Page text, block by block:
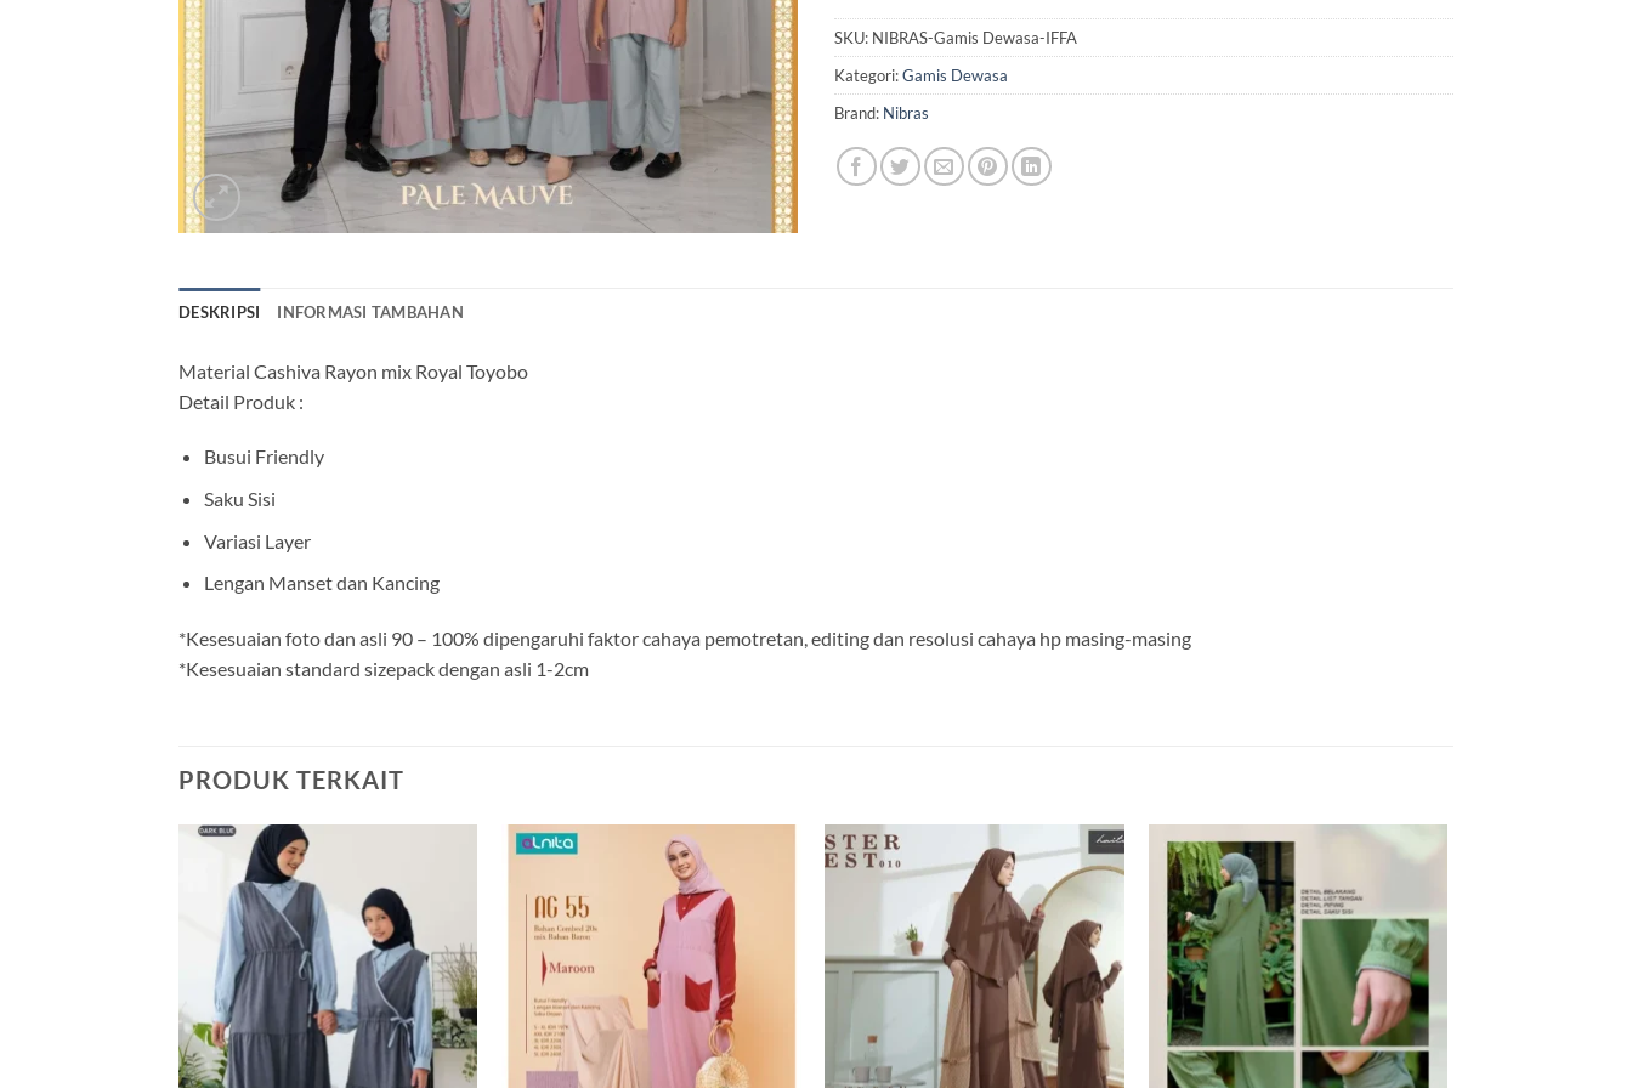
SKU: NIBRAS-Gamis Dewasa-IFFA
Kategori:Gamis Dewasa
Brand: Nibras
DESKRIPSI INFORMASI TAMBAHAN
Material Cashiva Rayon mix Royal Toyobo
Detail Produk :
Busui Friendly
Saku Sisi
Variasi Layer
Lengan Manset dan Kancing
*Kesesuaian foto dan asli 90 – 100% dipengaruhi faktor cahaya pemotretan, editing dan resolusi cahaya hp masing-masing
*Kesesuaian standard sizepack dengan asli 1-2cm
PRODUK TERKAIT